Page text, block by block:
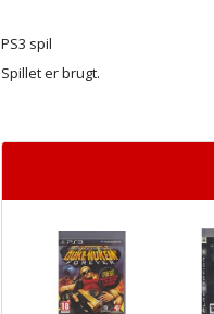
PS3 spil
Spillet er brugt.